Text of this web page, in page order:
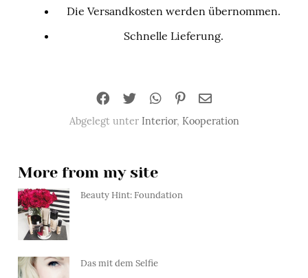
Die Versandkosten werden übernommen.
Schnelle Lieferung.
Abgelegt unter Interior, Kooperation
More from my site
Beauty Hint: Foundation
Das mit dem Selfie